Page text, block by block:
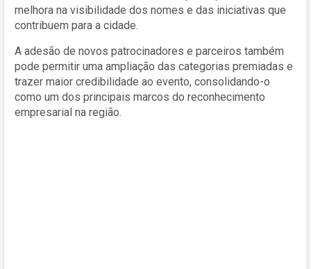
melhora na visibilidade dos nomes e das iniciativas que
contribuem para a cidade.
A adesão de novos patrocinadores e parceiros também
pode permitir uma ampliação das categorias premiadas e
trazer maior credibilidade ao evento, consolidando-o
como um dos principais marcos do reconhecimento
empresarial na região.